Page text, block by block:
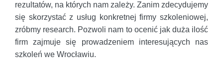
rezultatów, na których nam zależy. Zanim zdecydujemy
się skorzystać z usług konkretnej firmy szkoleniowej,
zróbmy research. Pozwoli nam to ocenić jak duża ilość
firm zajmuje się prowadzeniem interesujących nas
szkoleń we Wrocławiu.